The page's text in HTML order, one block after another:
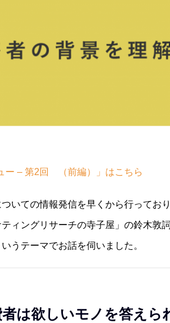
ー – 第2回 （前編）」はこちら
いての情報発信を早くから行ってお
ィングリサーチの寺子屋」の鈴木敦
うテーマでお話を伺いました。
者は欲しいモノを答えら